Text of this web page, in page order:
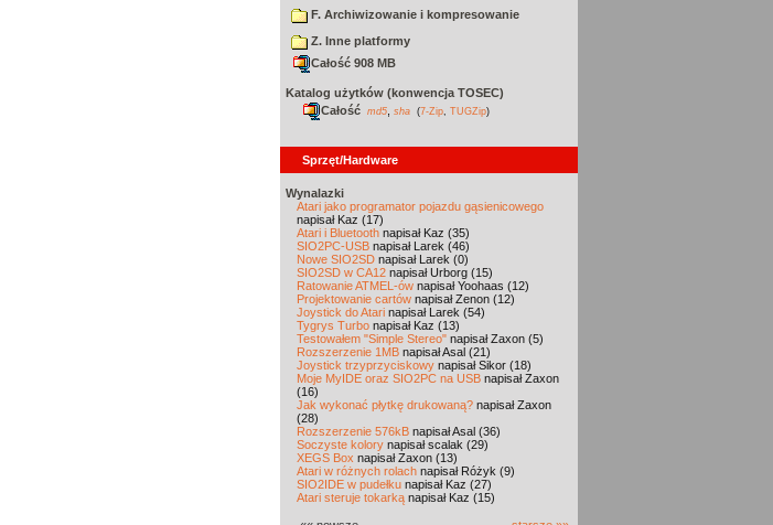
F. Archiwizowanie i kompresowanie
Z. Inne platformy
Całość 908 MB
Katalog użytków (konwencja TOSEC)
Całość md5 sha (7-Zip TUGZip)
Sprzęt/Hardware
Wynalazki
Atari jako programator pojazdu gąsienicowego
napisał Kaz (17)
Atari i Bluetooth napisał Kaz (35)
SIO2PC-USB napisał Larek (46)
Nowe SIO2SD napisał Larek (0)
SIO2SD w CA12 napisał Urborg (15)
Ratowanie ATMEL-ów napisał Yoohaas (12)
Projektowanie cartów napisał Zenon (12)
Joystick do Atari napisał Larek (54)
Tygrys Turbo napisał Kaz (13)
Testowałem "Simple Stereo" napisał Zaxon (5)
Rozszerzenie 1MB napisał Asal (21)
Joystick trzyprzyciskowy napisał Sikor (18)
Moje MyIDE oraz SIO2PC na USB napisał Zaxon
(16)
Jak wykonać płytkę drukowaną? napisał Zaxon
(28)
Rozszerzenie 576kB napisał Asal (36)
Soczyste kolory napisał scalak (29)
XEGS Box napisał Zaxon (13)
Atari w różnych rolach napisał Różyk (9)
SIO2IDE w pudełku napisał Kaz (27)
Atari steruje tokarką napisał Kaz (15)